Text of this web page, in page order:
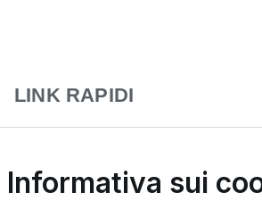
LINK RAPIDI
Informativa sui